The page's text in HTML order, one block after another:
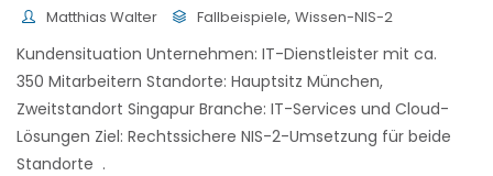
Matthias Walter Fallbeispiele, Wissen-NIS-2
Kundensituation Unternehmen: IT-Dienstleister mit ca.
350 Mitarbeitern Standorte: Hauptsitz München,
Zweitstandort Singapur Branche: IT-Services und Cloud-
Lösungen Ziel: Rechtssichere NIS-2-Umsetzung für beide
Standorte .